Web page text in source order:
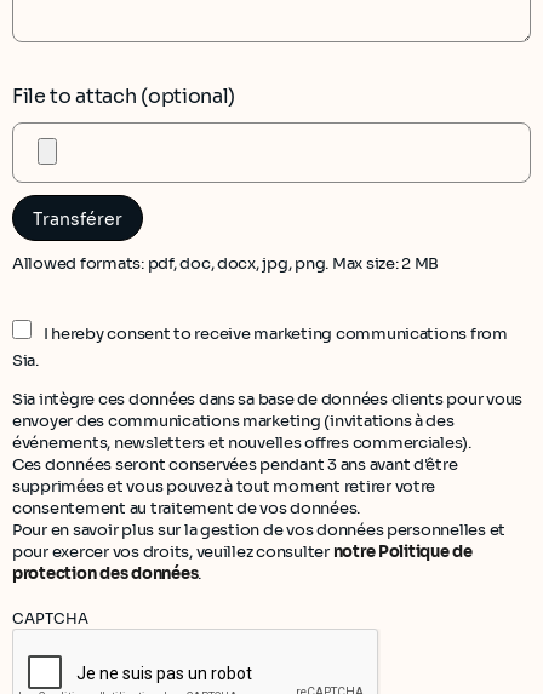
File to attach (optional)
Allowed formats: pdf, doc, docx, jpg, png. Max size: 2 MB
I hereby consent to receive marketing communications from
Sia.
Sia intègre ces données dans sa base de données clients pour vous
envoyer des communications marketing (invitations à des
événements, newsletters et nouvelles offres commerciales).
Ces données seront conservées pendant 3 ans avant d'être
supprimées et vous pouvez à tout moment retirer votre
consentement au traitement de vos données.
Pour en savoir plus sur la gestion de vos données personnelles et
pour exercer vos droits, veuillez consulter notre Politique de
protection des données.
CAPTCHA